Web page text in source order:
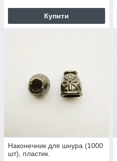
Купити
Наконечник для шнура (1000
шт), пластик.